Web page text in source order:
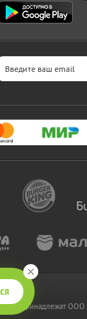
принадлежат